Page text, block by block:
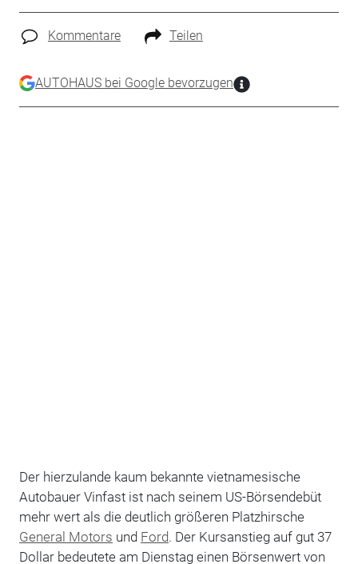
Kommentare Teilen
AUTOHAUS bei Google bevorzugen
Der hierzulande kaum bekannte vietnamesische
Autobauer Vinfast ist nach seinem US-Börsendebüt
mehr wert als die deutlich größeren Platzhirsche
General Motors und Ford. Der Kursanstieg auf gut 37
Dollar bedeutete am Dienstag einen Börsenwert von